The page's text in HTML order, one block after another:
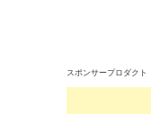
スポンサープロダクト